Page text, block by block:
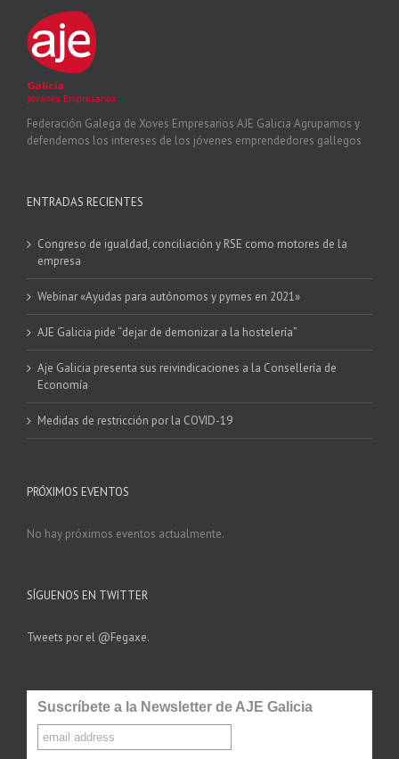
Federación Galega de Xoves Empresarios AJE Galicia Agrupamos y
defendemos los intereses de los jóvenes emprendedores gallegos
ENTRADAS RECIENTES
Congreso de igualdad, conciliación y RSE como motores de la
empresa
Webinar «Ayudas para autónomos y pymes en 2021»
AJE Galicia pide “dejar de demonizar a la hostelería”
Aje Galicia presenta sus reivindicaciones a la Consellería de
Economía
Medidas de restricción por la COVID-19
PRÓXIMOS EVENTOS
No hay próximos eventos actualmente.
SÍGUENOS EN TWITTER
Tweets por el @Fegaxe.
Suscríbete a la Newsletter de AJE Galicia